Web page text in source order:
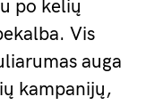
po kelių
Vis
auga
kampanijų,